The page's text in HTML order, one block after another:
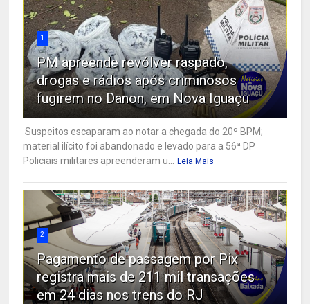
1
PM apreende revólver raspado,
drogas e rádios após criminosos
fugirem no Danon, em Nova Iguaçu
Suspeitos escaparam ao notar a chegada do 20º BPM;
material ilícito foi abandonado e levado para a 56ª DP
Policiais militares apreenderam u...
Leia Mais
2
Pagamento de passagem por Pix
registra mais de 211 mil transações
em 24 dias nos trens do RJ